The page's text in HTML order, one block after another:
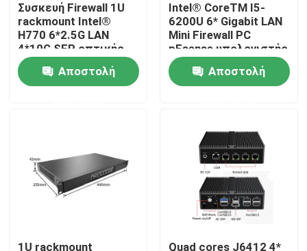
Προϊόντα
Σχετικά με εμάς
Ποιοτικός έλεγχος
Συσκευή Firewall 1U
rackmount Intel®
H770 6*2.5G LAN
4*10G SFP οπτικής
ίνας
Αποστολή
Intel® CoreTM I5-
6200U 6* Gigabit LAN
Mini Firewall PC
pFsense υπολογιστής
Αποστολή
1U rackmount
Quad cores J6412 4*